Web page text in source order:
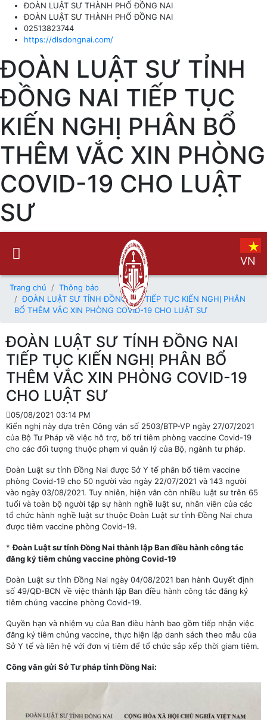
ĐOÀN LUẬT SƯ THÀNH PHỐ ĐỒNG NAI
ĐOÀN LUẬT SƯ THÀNH PHỐ ĐỒNG NAI
02513823744
https://dlsdongnai.com/
ĐOÀN LUẬT SƯ TỈNH
ĐỒNG NAI TIẾP TỤC
KIẾN NGHỊ PHÂN BỔ
THÊM VẮC XIN PHÒNG
COVID-19 CHO LUẬT
SƯ
VN
Trang chủ
Thông báo
ĐOÀN LUẬT SƯ TỈNH ĐỒNG NAI TIẾP TỤC KIẾN NGHỊ PHÂN
BỔ THÊM VẮC XIN PHÒNG COVID-19 CHO LUẬT SƯ
ĐOÀN LUẬT SƯ TỈNH ĐỒNG NAI
TIẾP TỤC KIẾN NGHỊ PHÂN BỔ
THÊM VẮC XIN PHÒNG COVID-19
CHO LUẬT SƯ
05/08/2021 03:14 PM
Kiến nghị này dựa trên Công văn số 2503/BTP-VP ngày 27/07/2021
của Bộ Tư Pháp về việc hỗ trợ, bố trí tiêm phòng vaccine Covid-19
cho các đối tượng thuộc phạm vi quản lý của Bộ, ngành tư pháp.
Đoàn Luật sư tỉnh Đồng Nai được Sở Y tế phân bổ tiêm vaccine
phòng Covid-19 cho 50 người vào ngày 22/07/2021 và 143 người
vào ngày 03/08/2021. Tuy nhiên, hiện vẫn còn nhiều luật sư trên 65
tuổi và toàn bộ người tập sự hành nghề luật sư, nhân viên của các
tổ chức hành nghề luật sư thuộc Đoàn Luật sư tỉnh Đồng Nai chưa
được tiêm vaccine phòng Covid-19.
*Đoàn Luật sư tỉnh Đồng Nai thành lập Ban điều hành công tác
đăng ký tiêm chủng vaccine phòng Covid-19
Đoàn Luật sư tỉnh Đồng Nai ngày 04/08/2021 ban hành Quyết định
số 49/QĐ-BCN về việc thành lập Ban điều hành công tác đăng ký
tiêm chủng vaccine phòng Covid-19.
Quyền hạn và nhiệm vụ của Ban đièu hành bao gồm tiếp nhận việc
đăng ký tiêm chủng vaccine, thực hiện lập danh sách theo mẫu của
Sở Y tế và liên hệ với đơn vị tiêm để tổ chức sắp xếp thời giam tiêm.
Công văn gửi Sở Tư pháp tỉnh Đồng Nai: